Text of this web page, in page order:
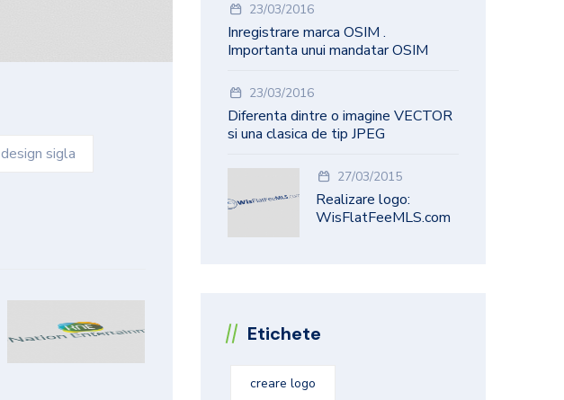
design sigla
23/03/2016
Inregistrare marca OSIM .
Importanta unui mandatar OSIM
23/03/2016
Diferenta dintre o imagine VECTOR
si una clasica de tip JPEG
27/03/2015
Realizare logo:
WisFlatFeeMLS.com
Etichete
creare logo